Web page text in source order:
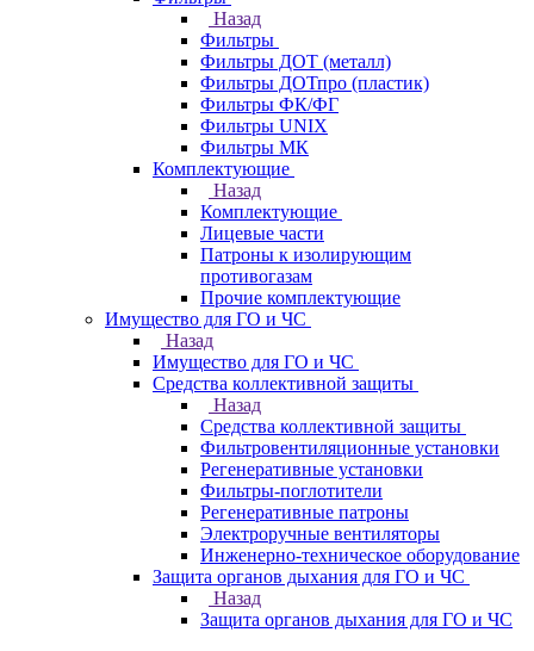
Назад
Фильтры
Фильтры ДОТ (металл)
Фильтры ДОТпро (пластик)
Фильтры ФК/ФГ
Фильтры UNIX
Фильтры МК
Комплектующие
Назад
Комплектующие
Лицевые части
Патроны к изолирующим
противогазам
Прочие комплектующие
Имущество для ГО и ЧС
Назад
Имущество для ГО и ЧС
Средства коллективной защиты
Назад
Средства коллективной защиты
Фильтровентиляционные установки
Регенеративные установки
Фильтры-поглотители
Регенеративные патроны
Электроручные вентиляторы
Инженерно-техническое оборудование
Защита органов дыхания для ГО и ЧС
Назад
Защита органов дыхания для ГО и ЧС